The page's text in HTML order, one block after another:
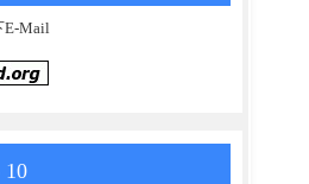
E-Mail